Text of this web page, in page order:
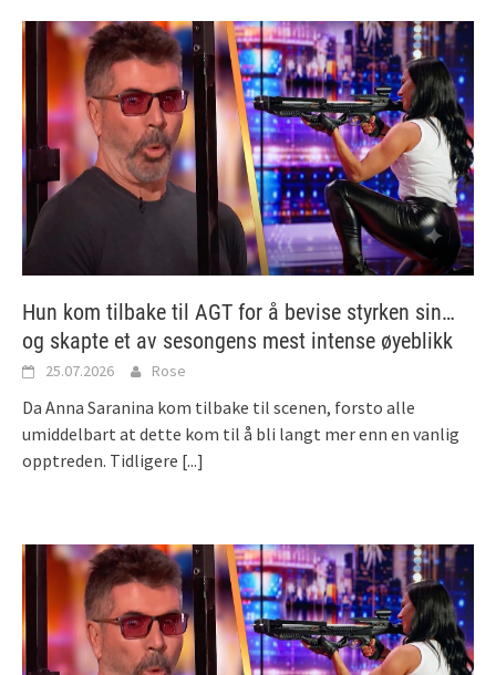
Hun kom tilbake til AGT for å bevise styrken sin…
og skapte et av sesongens mest intense øyeblikk
25.07.2026 Rose
Da Anna Saranina kom tilbake til scenen, forsto alle
umiddelbart at dette kom til å bli langt mer enn en vanlig
opptreden. Tidligere [...]